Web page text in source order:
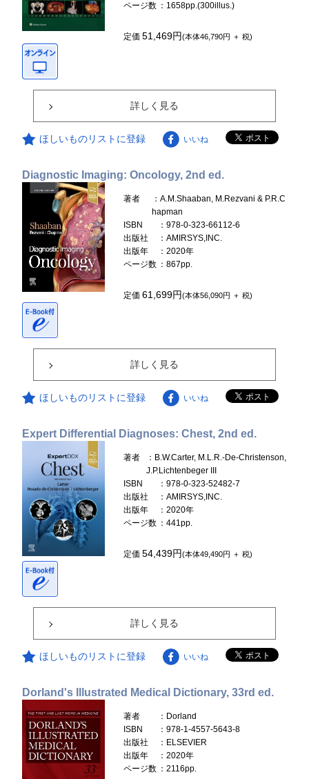
ページ数 ：1658pp.(300illus.)
定価51,469円(本体46,790円 ＋ 税)
詳しく見る
ほしいものリストに登録 いいね
Diagnostic Imaging: Oncology, 2nd ed.
著者
：A.M.Shaaban, M.Rezvani & P.R.C
hapman
ISBN
：978-0-323-66112-6
出版社
：AMIRSYS,INC.
出版年
：2020年
ページ数 ：867pp.
定価61,699円(本体56,090円 ＋ 税)
詳しく見る
ほしいものリストに登録 いいね
Expert Differential Diagnoses: Chest, 2nd ed.
著者
：B.W.Carter, M.L.R.-De-Christenson,
J.P.Lichtenbeger III
ISBN
：978-0-323-52482-7
出版社
：AMIRSYS,INC.
出版年
：2020年
ページ数 ：441pp.
定価54,439円(本体49,490円 ＋ 税)
詳しく見る
ほしいものリストに登録 いいね
Dorland's Illustrated Medical Dictionary, 33rd ed.
著者
：Dorland
ISBN
：978-1-4557-5643-8
出版社
：ELSEVIER
出版年
：2020年
ページ数 ：2116pp.